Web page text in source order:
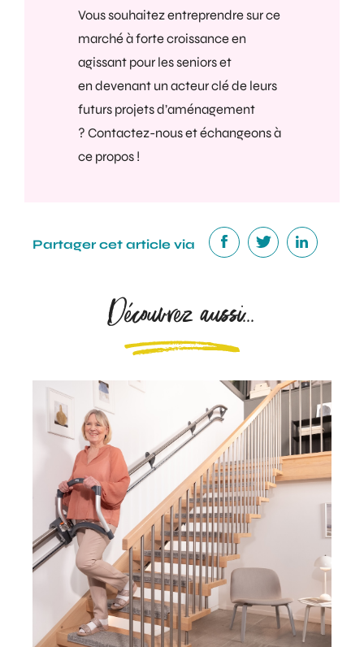
Vous souhaitez entreprendre sur ce
marché à forte croissance en
agissant pour les seniors et
en devenant un acteur cléde leurs
futurs projets d’aménagement
? Contactez-nouset échangeons à
ce propos !
Partager cet article via
Découvrez aussi...